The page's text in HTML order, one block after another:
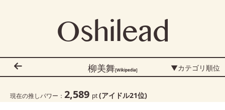
Oshilead
柳美舞[Wikipedia] ▼カテゴリ順位
現在の推しパワー： 2,589 pt(アイドル21位)